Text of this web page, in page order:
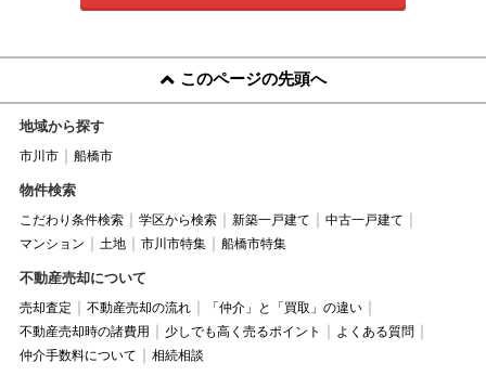
このページの先頭へ
地域から探す
市川市 船橋市
物件検索
こだわり条件検索 学区から検索 新築一戸建て
中古一戸建て
マンション
土地 市川市特集 船橋市特集
不動産売却について
売却査定 不動産売却の流れ
「仲介」と「買取」の違い
不動産売却時の諸費用
少しでも高く売るポイント
よくある質問
仲介手数料について
相続相談